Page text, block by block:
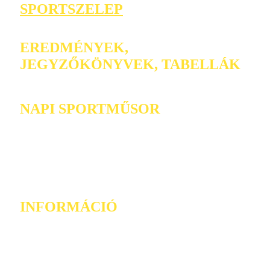
SPORTSZELEP
EREDMÉNYEK,
JEGYZŐKÖNYVEK, TABELLÁK
NAPI SPORTMŰSOR
INFORMÁCIÓ